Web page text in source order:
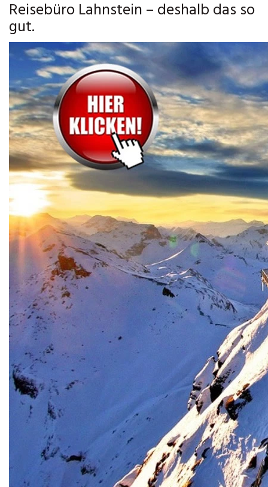
Reisebüro Lahnstein – deshalb das so
gut.